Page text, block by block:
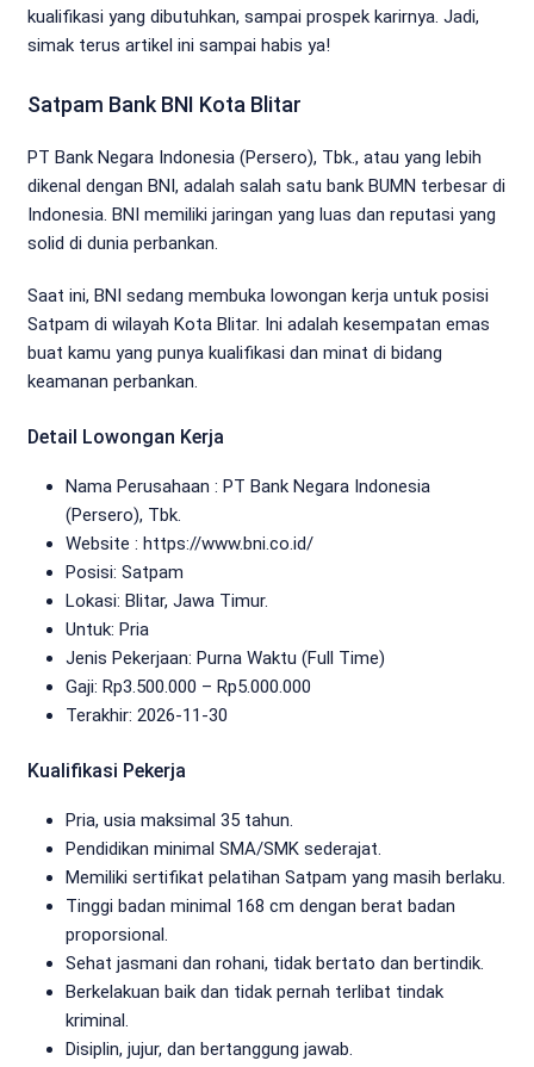
kualifikasi yang dibutuhkan, sampai prospek karirnya. Jadi,
simak terus artikel ini sampai habis ya!
Satpam Bank BNI Kota Blitar
PT Bank Negara Indonesia (Persero), Tbk., atau yang lebih
dikenal dengan BNI, adalah salah satu bank BUMN terbesar di
Indonesia. BNI memiliki jaringan yang luas dan reputasi yang
solid di dunia perbankan.
Saat ini, BNI sedang membuka lowongan kerja untuk posisi
Satpam di wilayah Kota Blitar. Ini adalah kesempatan emas
buat kamu yang punya kualifikasi dan minat di bidang
keamanan perbankan.
Detail Lowongan Kerja
Nama Perusahaan : PT Bank Negara Indonesia
(Persero), Tbk.
Website : https://www.bni.co.id/
Posisi: Satpam
Lokasi: Blitar, Jawa Timur.
Untuk: Pria
Jenis Pekerjaan: Purna Waktu (Full Time)
Gaji: Rp3.500.000 – Rp5.000.000
Terakhir: 2026-11-30
Kualifikasi Pekerja
Pria, usia maksimal 35 tahun.
Pendidikan minimal SMA/SMK sederajat.
Memiliki sertifikat pelatihan Satpam yang masih berlaku.
Tinggi badan minimal 168 cm dengan berat badan
proporsional.
Sehat jasmani dan rohani, tidak bertato dan bertindik.
Berkelakuan baik dan tidak pernah terlibat tindak
kriminal.
Disiplin, jujur, dan bertanggung jawab.